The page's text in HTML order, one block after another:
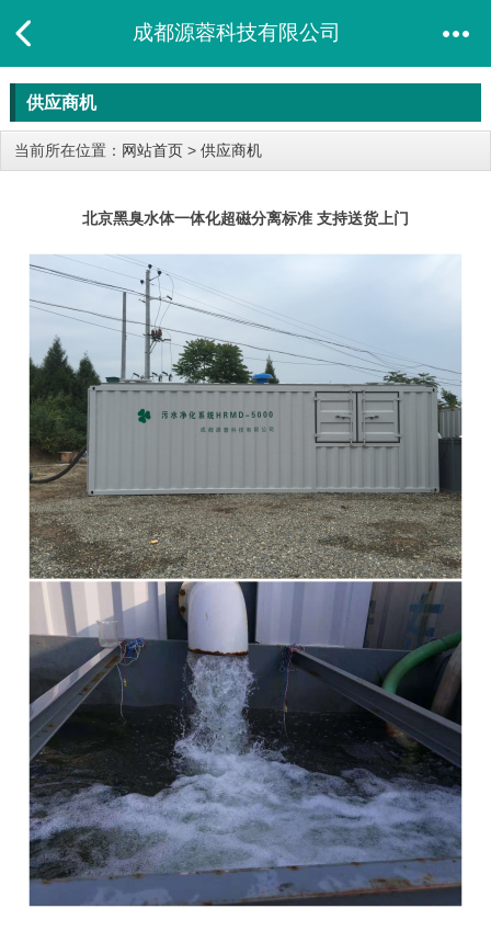
成都源蓉科技有限公司
供应商机
当前所在位置： 网站首页 > 供应商机
北京黑臭水体一体化超磁分离标准 支持送货上门